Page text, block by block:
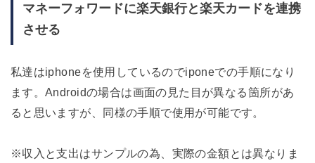
マネーフォワードに楽天銀行と楽天カードを連携
させる
私達はiphoneを使用しているのでiponeでの手順になり
ます。Androidの場合は画面の見た目が異なる箇所があ
ると思いますが、同様の手順で使用が可能です。
※収入と支出はサンプルの為、実際の金額とは異なりま